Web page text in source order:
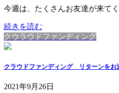
今週は、たくさんお友達が来て
続きを読む
クウラウドファンディング
クラウドファンディング リターンをお
2021年9月26日